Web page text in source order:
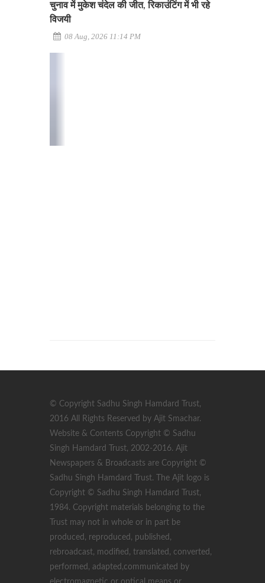
चुनाव में मुकेश चंदेल की जीत, रिकाउंटिंग में भी रहे
विजयी
08 Aug, 2026 11:14 PM
© Copyright Sadhu Singh Hamdard Trust,
2016 All Rights Reserved by Ajit Smachar.
Website & Contents Copyright © Sadhu
Singh Hamdard Trust, 2002-2016. Ajit
Newspapers & Broadcasts are Copyright ©
Sadhu Singh Hamdard Trust. The Ajit logo is
Copyright © Sadhu Singh Hamdard Trust,
1984. Copyright materials belonging to the
Trust may not in whole or in part be
produced, reproduced, published,
rebroadcast, modified, translated, converted,
performed, adapted,communicated by